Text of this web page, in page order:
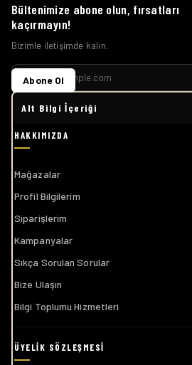
Alt Bilgi İçeriği
Mağazalar
Profil Bilgilerim
Siparişlerim
Kampanyalar
Sıkça Sorulan Sorular
Bize Ulaşın
Bilgi Toplumu Hizmetleri
Bültenimize abone olun, fırsatları
kaçırmayın!
Bizimle iletişimde kalın.
Abone Ol